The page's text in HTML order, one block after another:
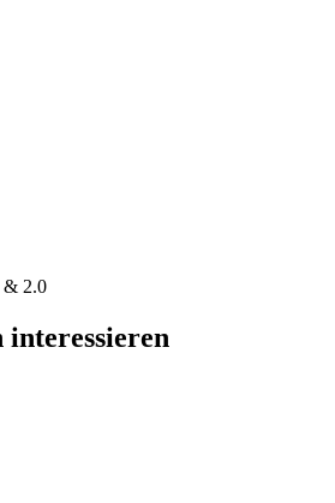
& 2.0
interessieren